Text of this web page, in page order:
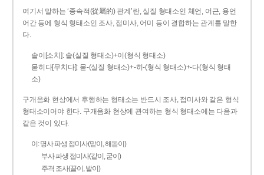
여기서 말하는 ‘종속적(從屬的) 관계’란, 실질 형태소인 체언, 어근, 용언
어간 등에 형식 형태소인 조사, 접미사, 어미 등이 결합하는 관계를 말한
다.
솥이[소치]: 솥(실질 형태소)+이(형식 형태소)
묻히다[무치다]: 묻­-(실질 형태소)+­-히­-(형식 형태소)+-다(형식 형태
소)
구개음화 현상에서 후행하는 형태소는 반드시 조사, 접미사와 같은 형식
형태소이어야 한다. 구개음화 현상에 관여하는 형식 형태소에는 다음과
같은 것이 있다.
이: 명사 파생 접미사(맏이, 해돋이)
부사 파생 접미사(같이, 굳이)
주격 조사(끝이, 밭이)